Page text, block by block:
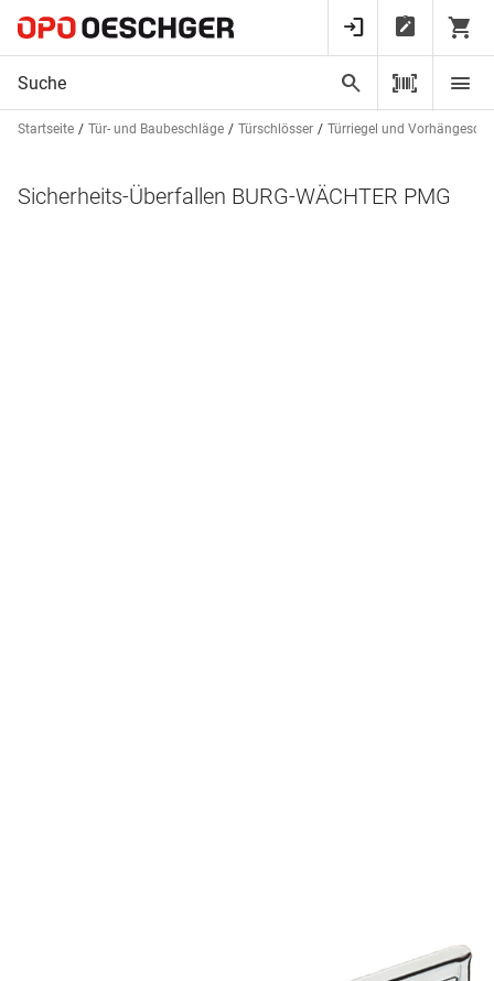
Startseite Tür- und Baubeschläge Türschlösser Türriegel und
Sicherheits-Überfallen BURG-WÄCHTER PMG